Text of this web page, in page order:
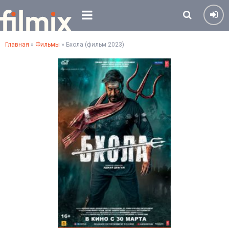
Главная » Фильмы » Бхола (фильм 2023)